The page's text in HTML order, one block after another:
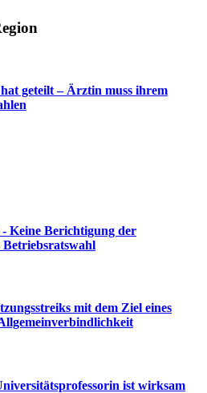
geteilt – Ärztin muss ihrem
Keine Berichtigung der
Betriebsratswahl
mit dem Ziel eines
ist wirksam